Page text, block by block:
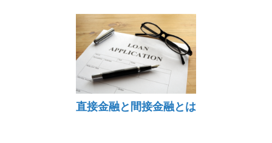
直接金融と間接金融とは